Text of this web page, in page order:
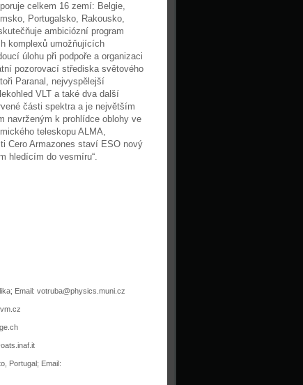
celkem 16 zemí: Belgie,
Portugalsko, Rakousko,
ambiciózní program
komplexů umožňujících
úlohu při podpoře a organizaci
pozorovací střediska světového
Paranal, nejvyspělejší
VLT a také dva další
části spektra a je největším
navrženým k prohlídce oblohy ve
teleskopu ALMA,
Cero Armazones staví ESO nový
hledícím do vesmíru“.
Email: votruba@physics.muni.cz
Portugal; Email: